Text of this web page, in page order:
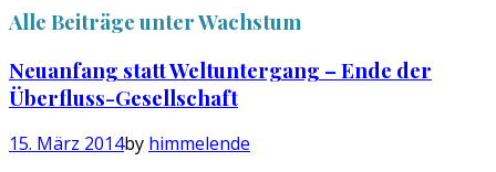
anzeigen
Alle Beiträge unterWachstum
Neuanfang statt Weltuntergang – Ende der
Überfluss-Gesellschaft
15. März 2014by himmelende